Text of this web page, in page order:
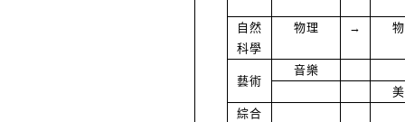
自然
科學
物理 →
藝術
音樂
綜合